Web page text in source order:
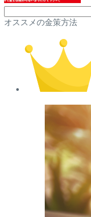
オススメの金策方法